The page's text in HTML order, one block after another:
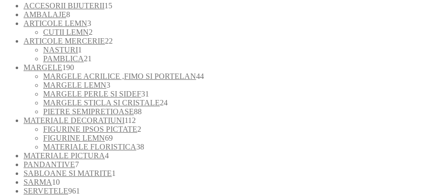
ACCESORII BIJUTERII1515
AMBALAJE88
produse
ARTICOLE LEMN33
produse
CUTII LEMN2
produse
ARTICOLE MERCERIE22
NASTURI1
produs
PAMBLICA21
produse
MARGELE190190
de
produse
MARGELE ACRILICE ,FIMO SI PORTELAN4444
MARGELE LEMN33
produse
MARGELE PERLE SI SIDEF31
de
MARGELE STICLA SI CRISTALE2424
PIETRE SEMIPRETIOASE8888
MATERIALE DECORATIUNI112
produse
FIGURINE IPSOS PICTATE2
FIGURINE LEMN6969
de
MATERIALE FLORISTICA3838
MATERIALE PICTURA44
PANDANTIVE77
produse
SABLOANE SI MATRITE1
SARMA1010
produse
SERVETELE961